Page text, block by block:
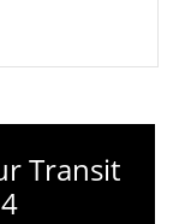
Transit